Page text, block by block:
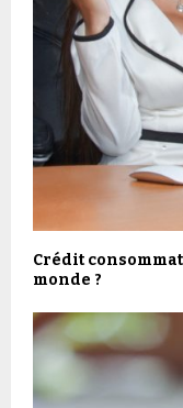
Crédit
monde ?